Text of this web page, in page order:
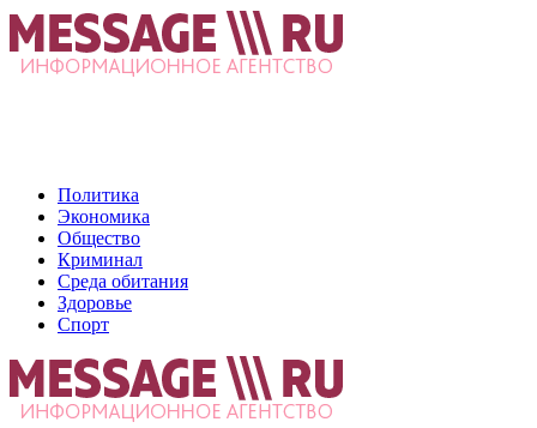
Политика
Экономика
Общество
Криминал
Среда обитания
Здоровье
Спорт